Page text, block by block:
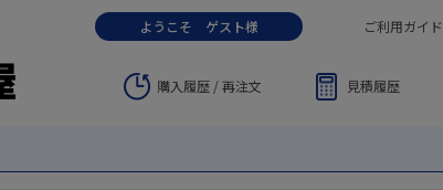
ようこそ ゲスト様 ご利用ガイド
購入履歴 / 再注文 見積履歴